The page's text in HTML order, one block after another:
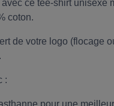
ce tee-shirt unisexe
coton.
de votre logo (flocage
:
pour une